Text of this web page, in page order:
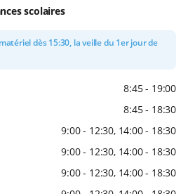
scolaires
dès 15:30, la veille du 1er jour de
8:45 - 19:00
8:45 - 18:30
9:00 - 12:30, 14:00 - 18:30
9:00 - 12:30, 14:00 - 18:30
9:00 - 12:30, 14:00 - 18:30